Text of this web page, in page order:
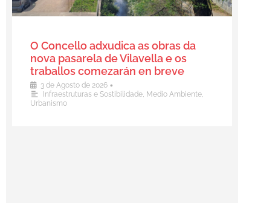
O Concello adxudica as obras da
nova pasarela de Vilavella e os
traballos comezarán en breve
3 de Agosto de 2026 •
Infraestruturas e Sostibilidade, Medio Ambiente,
Urbanismo